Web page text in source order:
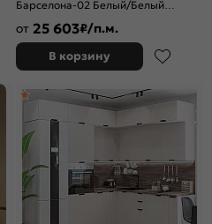
Барселона-02 Белый/Белый
от 25 603₽/п.м.
В корзину